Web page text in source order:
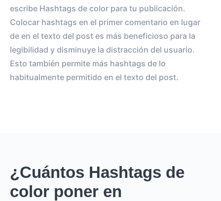
escribe Hashtags de color para tu publicación.
Colocar hashtags en el primer comentario en lugar
de en el texto del post es más beneficioso para la
legibilidad y disminuye la distracción del usuario.
Esto también permite más hashtags de lo
habitualmente permitido en el texto del post.
¿Cuántos Hashtags de
color poner en